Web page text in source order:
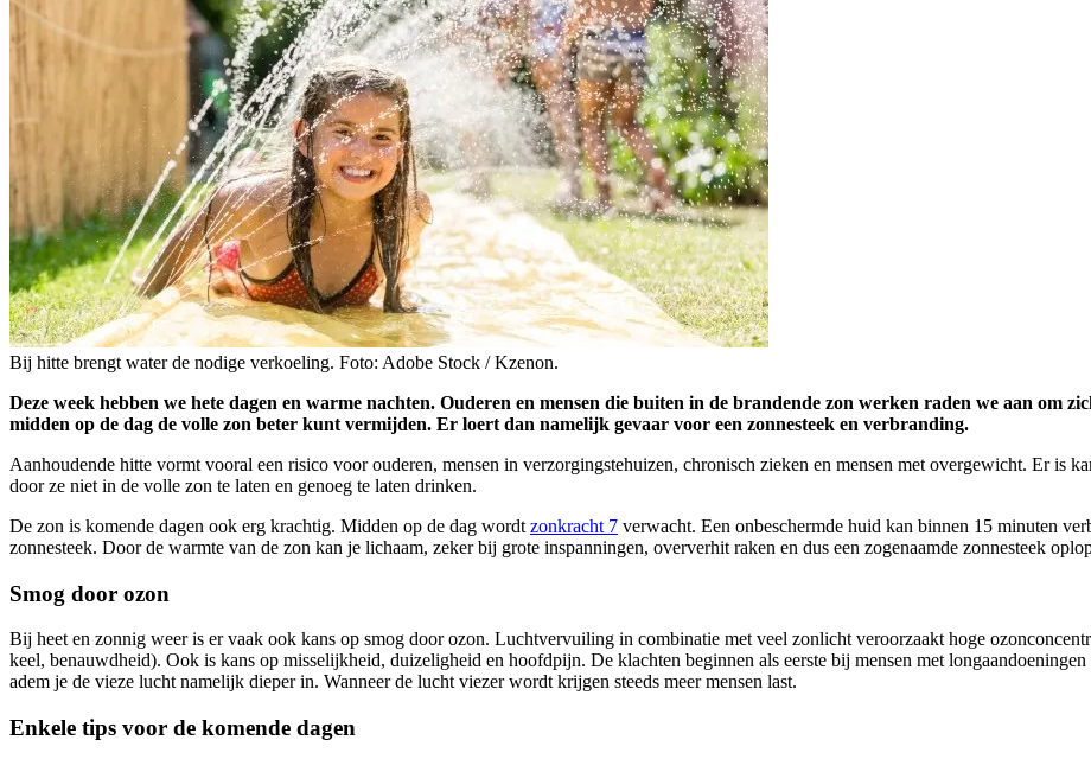
Bij hitte brengt water de nodige verkoeling. Foto: Adobe Stock / Kzenon.
Deze week hebben we hete dagen en warme nachten. Ouderen en mensen die buiten in de brandende zon werken raden we aan om
midden op de dag de volle zon beter kunt vermijden. Er loert dan namelijk gevaar voor een zonnesteek en verbranding.
Aanhoudende hitte vormt vooral een risico voor ouderen, mensen in verzorgingstehuizen, chronisch zieken en mensen met overgewicht. Er is
door ze niet in de volle zon te laten en genoeg te laten drinken.
De zon is komende dagen ook erg krachtig. Midden op de dag wordt zonkracht 7 verwacht. Een onbeschermde huid kan binnen 15 minuten
zonnesteek. Door de warmte van de zon kan je lichaam, zeker bij grote inspanningen, oververhit raken en dus een zogenaamde zonnesteek
Smog door ozon
Bij heet en zonnig weer is er vaak ook kans op smog door ozon. Luchtvervuiling in combinatie met veel zonlicht veroorzaakt hoge
keel, benauwdheid). Ook is kans op misselijkheid, duizeligheid en hoofdpijn. De klachten beginnen als eerste bij mensen met
adem je de vieze lucht namelijk dieper in. Wanneer de lucht viezer wordt krijgen steeds meer mensen last.
Enkele tips voor de komende dagen